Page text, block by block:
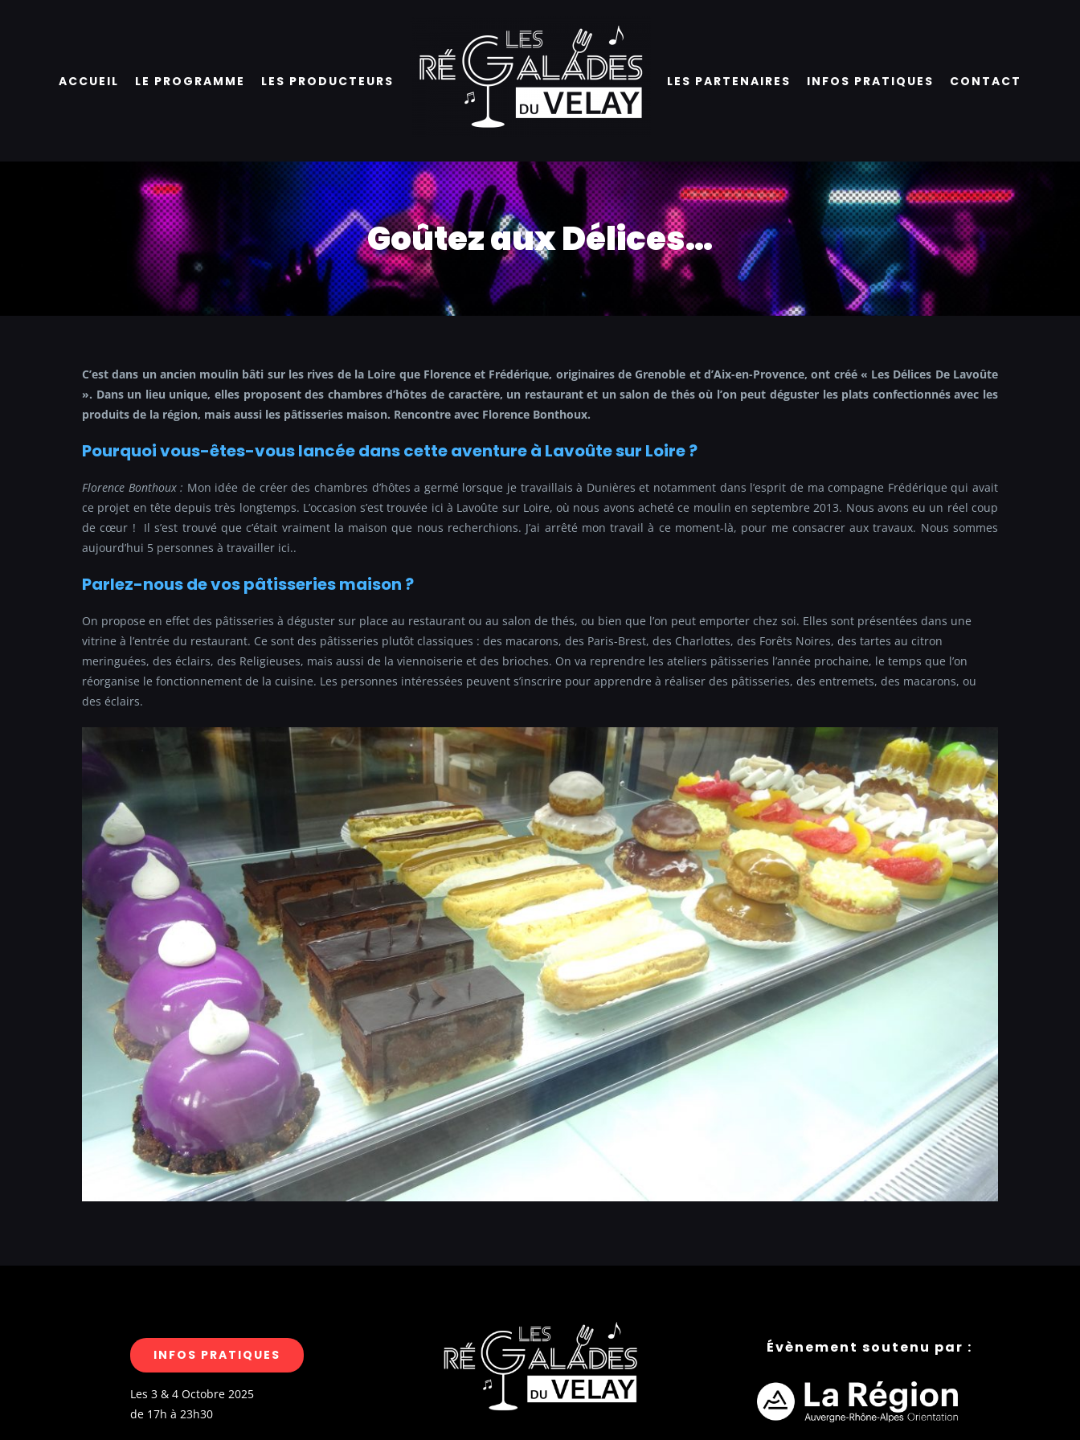
ACCUEIL LE PROGRAMME LES PRODUCTEURS LES PARTENAIRES INFOS PRATIQUES CONTACT
Goûtez aux Délices…
C’est dans un ancien moulin bâti sur les rives de la Loire que Florence et Frédérique, originaires de Grenoble et d’Aix-en-Provence, ont créé « Les Délices De Lavoûte
». Dans un lieu unique, elles proposent des chambres d’hôtes de caractère, un restaurant et un salon de thés où l’on peut déguster les plats confectionnés avec les
produits de la région, mais aussi les pâtisseries maison. Rencontre avec Florence Bonthoux.
Pourquoi vous-êtes-vous lancée dans cette aventure à Lavoûte sur Loire ?
Florence Bonthoux : Mon idée de créer des chambres d’hôtes a germé lorsque je travaillais à Dunières et notamment dans l’esprit de ma compagne Frédérique qui avait
ce projet en tête depuis très longtemps. L’occasion s’est trouvée ici à Lavoûte sur Loire, où nous avons acheté ce moulin en septembre 2013. Nous avons eu un réel coup
de cœur !
Il s’est trouvé que c’était vraiment la maison que nous recherchions. J’ai arrêté mon travail à ce moment-là, pour me consacrer aux travaux. Nous sommes
aujourd’hui 5 personnes à travailler ici..
Parlez-nous de vos pâtisseries maison ?
On propose en effet des pâtisseries à déguster sur place au restaurant ou au salon de thés, ou bien que l’on peut emporter chez soi. Elles sont présentées dans une
vitrine à l’entrée du restaurant. Ce sont des pâtisseries plutôt classiques : des macarons, des Paris-Brest, des Charlottes, des Forêts Noires, des tartes au citron
meringuées, des éclairs, des Religieuses, mais aussi de la viennoiserie et des brioches. On va reprendre les ateliers pâtisseries l’année prochaine, le temps que l’on
réorganise le fonctionnement de la cuisine. Les personnes intéressées peuvent s’inscrire pour apprendre à réaliser des pâtisseries, des entremets, des macarons, ou
des éclairs.
INFOS PRATIQUES
Les 3 & 4 Octobre 2025
de 17h à 23h30
Évènement soutenu par :